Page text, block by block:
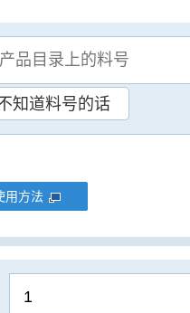
知道料号的话
用方法